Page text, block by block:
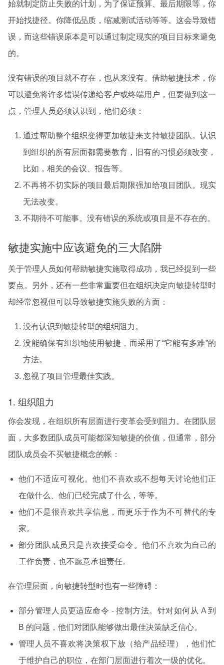
始就制定防止失败的计划，为了保证预算、最后期限等，你
开始找捷径。你降低品质，缩减测试活动等等。这会导致错
误，而这些错误原本是可以通过制定现实的项目目标来避免
的。
没有错误的项目就不存在，也从来没有。借助敏捷技术，你
可以避免将许多错误传递给客户或终端用户，但要做到这一
点，管理人员必须认识到，他们必须：
通过帮助整个组织变得更加敏捷来支持敏捷团队。认识
到组织的所有层面都需要教育，旧有的习惯必须改变，
比如，相关的会议、报告等。
不再将不切实际的项目最后期限强加给项目团队。现实
无法改变。
不期待不可能事。没有错误的系统或项目是不存在的。
敏捷实施中应该避免的三大陷阱
关于管理人员如何帮助敏捷实施取得成功，我已经提到一些
要点。另外，还有一些非常重要但在组织决定向敏捷转型时
却经常忽视但可以导致敏捷实施失败的方面：
没有认识到敏捷转型的组织阻力。
没能确保有组织地使用敏捷，而采用了“它能有多难”的
方法。
忽视了项目管理最佳实践。
1. 组织阻力
你会发现，在组织所有层面进行变革会受到阻力。在团队层
面，大多数团队成员可能都深知敏捷的价值，但通常，部分
团队成员会不买敏捷概念的帐：
他们不适应可视化。他们不喜欢或不想每天讨论他们正
在做什么、他们已经完成了什么，等等。
他们不是很喜欢共享信息，而更乐于作为不可替代的专
家。
部分团队成员只是喜欢接受命令。他们不喜欢为自己的
工作负责，也不愿意承担责任。
在管理层面，向敏捷转型时也有一些障碍：
部分管理人员更适应命令 - 控制方法。针对如何从 A 到
B 的问题，他们对团队能够做出最佳决策缺乏信心。
管理人员不喜欢将决策权下放（给产品经理），他们忙
于维护自己的职位，在部门层面进行着次一级的优化。